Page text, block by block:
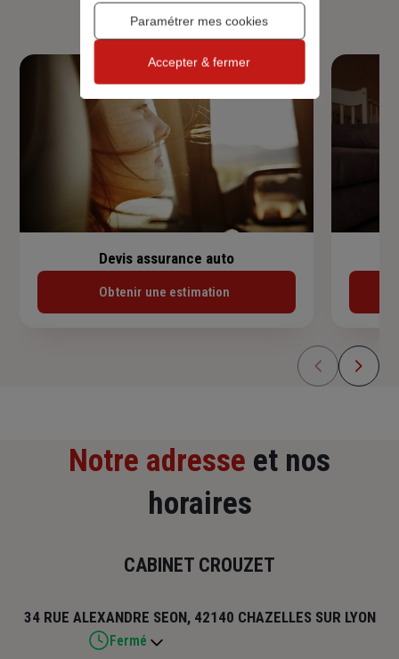
Devis assurance auto
Obtenir une estimation
Notre adresse et nos
horaires
CABINET CROUZET
34 RUE ALEXANDRE SEON, 42140 CHAZELLES SUR LYON
Fermé
Paramétrer mes cookies
Accepter & fermer